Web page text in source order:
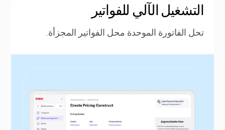
التشغيل الآلي للفواتير
تحل الفاتورة الموحدة محل الفواتير المجزأة.